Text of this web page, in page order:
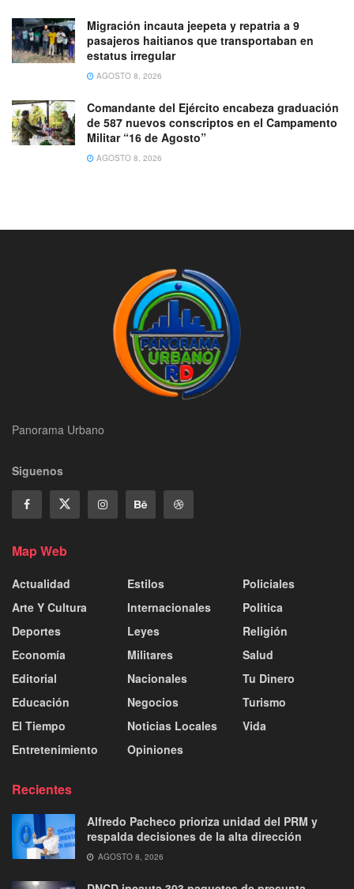
Migración incauta jeepeta y repatria a 9
pasajeros haitianos que transportaban en
estatus irregular
AGOSTO 8, 2026
Comandante del Ejército encabeza graduación
de 587 nuevos conscriptos en el Campamento
Militar “16 de Agosto”
AGOSTO 8, 2026
Panorama Urbano
Siguenos
Map Web
Actualidad
Arte Y Cultura
Deportes
Economía
Editorial
Educación
El Tiempo
Entretenimiento
Estilos
Internacionales
Leyes
Militares
Nacionales
Negocios
Noticias Locales
Opiniones
Policiales
Politica
Religión
Salud
Tu Dinero
Turismo
Vida
Recientes
Alfredo Pacheco prioriza unidad del PRM y
respalda decisiones de la alta dirección
AGOSTO 8, 2026